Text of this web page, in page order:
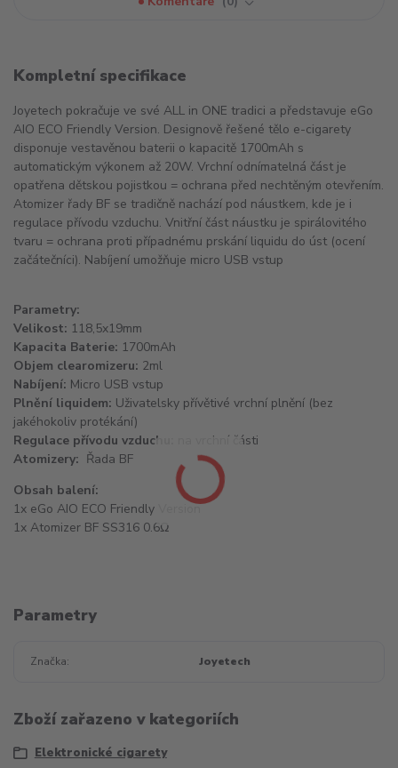
Kompletní specifikace
Joyetech pokračuje ve své ALL in ONE tradici a představuje eGo
AIO ECO Friendly Version. Designově řešené tělo e-cigarety
disponuje vestavěnou baterii o kapacitě 1700mAh s
automatickým výkonem až 20W. Vrchní odnímatelná část je
opatřena dětskou pojistkou = ochrana před nechtěným otevřením.
Atomizer řady BF se tradičně nachází pod náustkem, kde je i
regulace přívodu vzduchu. Vnitřní část náustku je spirálovitého
tvaru = ochrana proti případnému prskání liquidu do úst (ocení
začátečníci). Nabíjení umožňuje micro USB vstup
Parametry:
Velikost: 118,5x19mm
Kapacita Baterie: 1700mAh
Objem clearomizeru: 2ml
Nabíjení: Micro USB vstup
Plnění liquidem: Uživatelsky přívětivé vrchní plnění (bez
jakéhokoliv protékání)
Regulace přívodu vzduchu:
na vrchní části
Atomizery: Řada BF
Obsah balení:
1x eGo AIO ECO Friendly Version
1x Atomizer BF SS316 0.6Ω
Parametry
Značka Joyetech
Zboží zařazeno v kategoriích
Elektronické cigarety